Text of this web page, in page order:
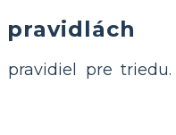
pre triedu.